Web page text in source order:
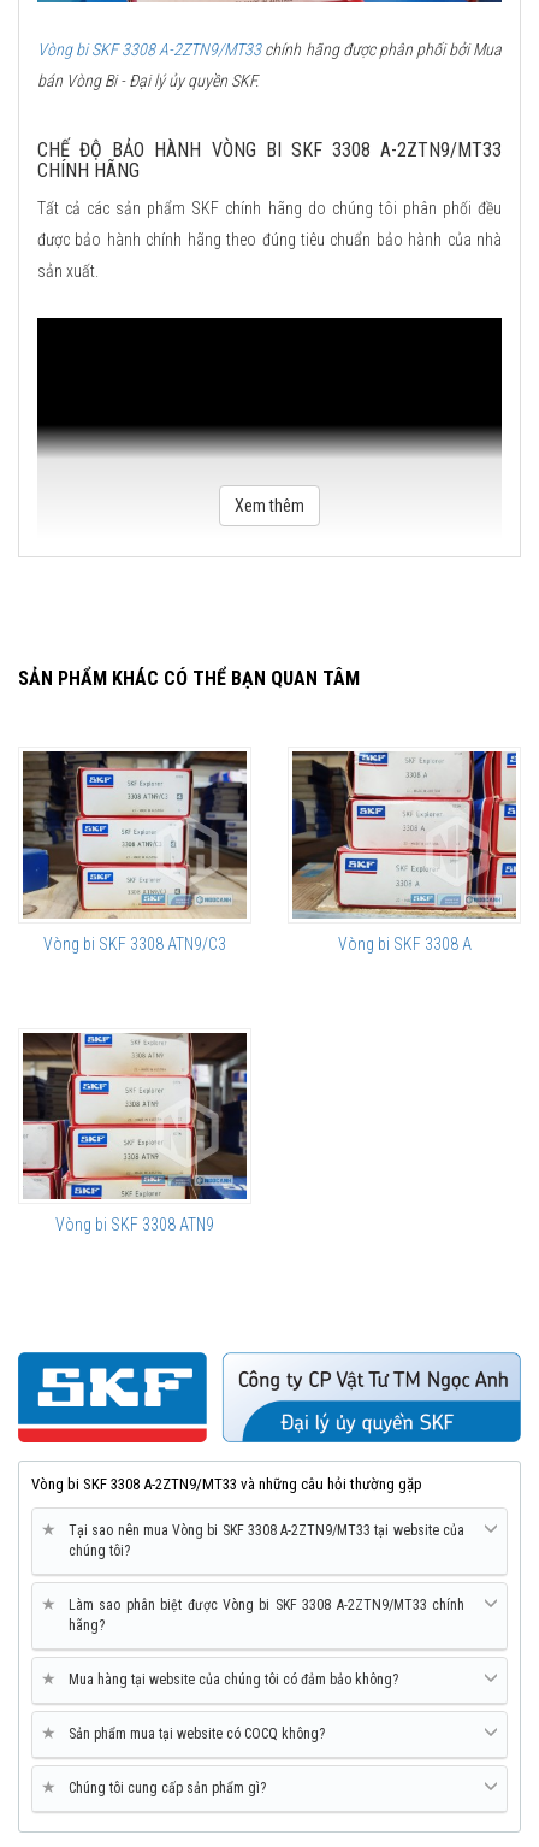
Vòng bi SKF 3308 A-2ZTN9/MT33chính hãng được phân phối bởi Mua
bán Vòng Bi - Đại lý ủy quyền SKF.
CHẾ ĐỘ BẢO HÀNH VÒNG BI SKF 3308 A-2ZTN9/MT33
CHÍNH HÃNG
Tất cả các sản phẩm SKF chính hãng do chúng tôi phân phối đều
được bảo hành chính hãng theo đúng tiêu chuẩn bảo hành của nhà
sản xuất.
Xem thêm
SẢN PHẨM KHÁC CÓ THỂ BẠN QUAN TÂM
Vòng bi SKF 3308 ATN9/C3 Vòng bi SKF 3308 A
Vòng bi SKF 3308 ATN9
Vòng bi SKF 3308 A-2ZTN9/MT33 và những câu hỏi thường gặp
★
Tại sao nên mua Vòng bi SKF 3308 A-2ZTN9/MT33 tại website của
chúng tôi?
★
Làm sao phân biệt được Vòng bi SKF 3308 A-2ZTN9/MT33 chính
hãng?
★ Mua hàng tại website của chúng tôi có đảm bảo không?
★ Sản phẩm mua tại website có COCQ không?
★ Chúng tôi cung cấp sản phẩm gì?